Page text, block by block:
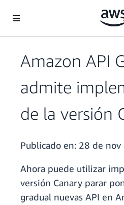
Amazon API
admite
de la versión
Publicado en: 28 de nov
Ahora puede utilizar
versión Canary parar
gradual nuevas API en